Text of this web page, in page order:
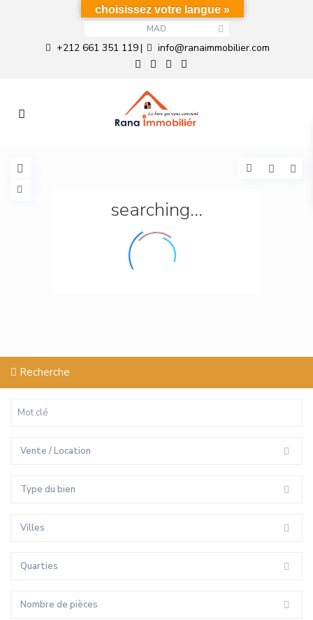
MAD
+212 661 351 119| info@ranaimmobilier.com
searching...
Recherche
Vente / Location
Type du bien
Villes
Quarties
Nombre de pièces
choisissez votre langue »